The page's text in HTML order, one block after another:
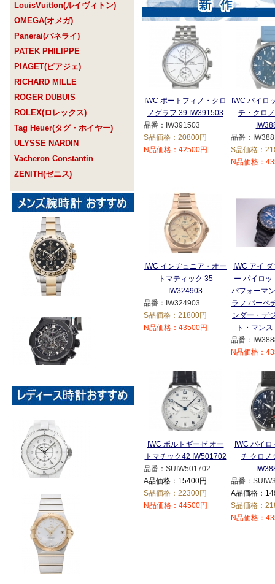
LouisVuitton(ルイヴィトン)
OMEGA(オメガ)
Panerai(パネライ)
PATEK PHILIPPE
PIAGET(ピアジェ)
RICHARD MILLE
ROGER DUBUIS
ROLEX(ロレックス)
Tag Heuer(タグ・ホイヤー)
ULYSSE NARDIN
Vacheron Constantin
ZENITH(ゼニス)
IWC ポートフィノ・クロ
ノグラフ 39 IW391503
品番：IW391503
S品価格：20800円
N品価格：42500円
IWC パイロ
チ・クロ
品番：
S品価格：
N品価格：
IWC インヂュニア・オー
トマティック 35
IW324903
品番：IW324903
S品価格：21800円
N品価格：43500円
IWC アイ
ー パイロッ
パフォーマ
ラフ パーペ
ンダー・デ
ト・マン
品番：
N品価格：
IWC ポルトギーゼ オー
トマチック42 IW501702
品番：SUIW501702
A品価格：15400円
S品価格：22300円
N品価格：44500円
IWC パイ
チ クロノ
品番：
A品価格：
S品価格：
N品価格：